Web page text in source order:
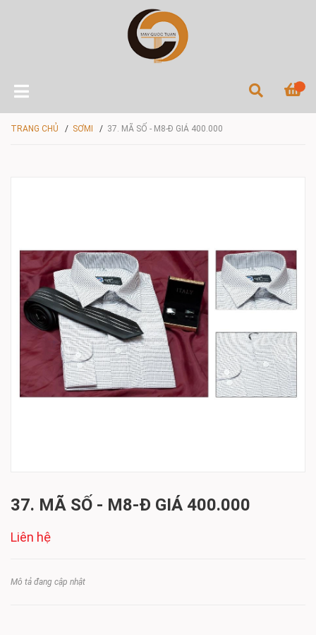
TRANG CHỦ / SƠMI / 37. MÃ SỐ - M8-Đ GIÁ 400.000
37. MÃ SỐ - M8-Đ GIÁ 400.000
Liên hệ
Mô tả đang cập nhật